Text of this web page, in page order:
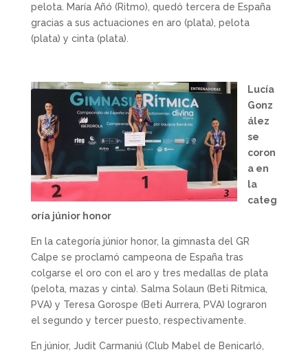
pelota. María Añó (Ritmo), quedó tercera de España
gracias a sus actuaciones en aro (plata), pelota
(plata) y cinta (plata).
Lucía
Gonz
ález
se
coron
a en
la
categ
oría júnior honor
En la categoría júnior honor, la gimnasta del GR
Calpe se proclamó campeona de España tras
colgarse el oro con el aro y tres medallas de plata
(pelota, mazas y cinta). Salma Solaun (Beti Rítmica,
PVA) y Teresa Gorospe (Beti Aurrera, PVA) lograron
el segundo y tercer puesto, respectivamente.
En júnior, Judit Carmaniú (Club Mabel de Benicarló,